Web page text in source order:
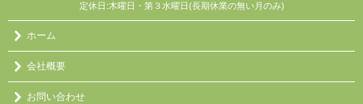
定休日:木曜日・第３水曜日(長期休業の無い月のみ)
ホーム
会社概要
お問い合わせ